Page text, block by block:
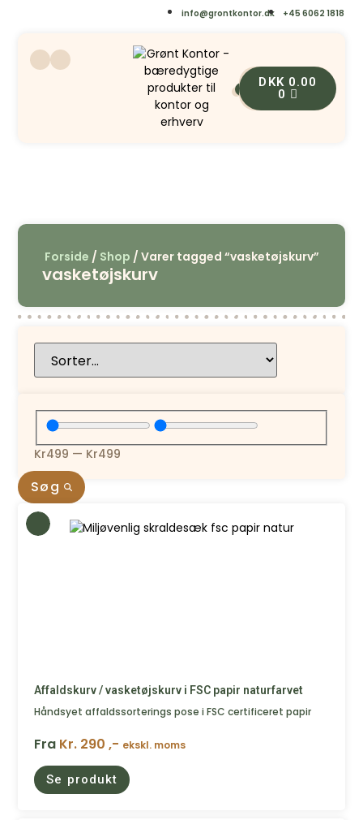
info@grontkontor.dk +45 6062 1818
0 DKK 0.00
0
Forside / Shop / Varer tagged “vasketøjskurv”
vasketøjskurv
Kr499 — Kr499
Søg
Affaldskurv / vasketøjskurv i FSC papir naturfarvet
Håndsyet affaldssorterings pose i FSC certificeret papir
Fra Kr. 290 ,- ekskl. moms
Se produkt